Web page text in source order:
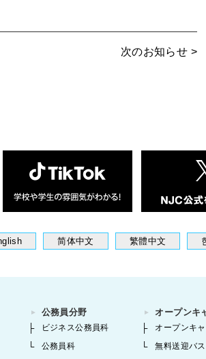
次のお知らせ >
简体中文 繁體中文
公務員分野
ビジネス公務員科
公務員科
オープンキ
オープンキ
無料送迎バ